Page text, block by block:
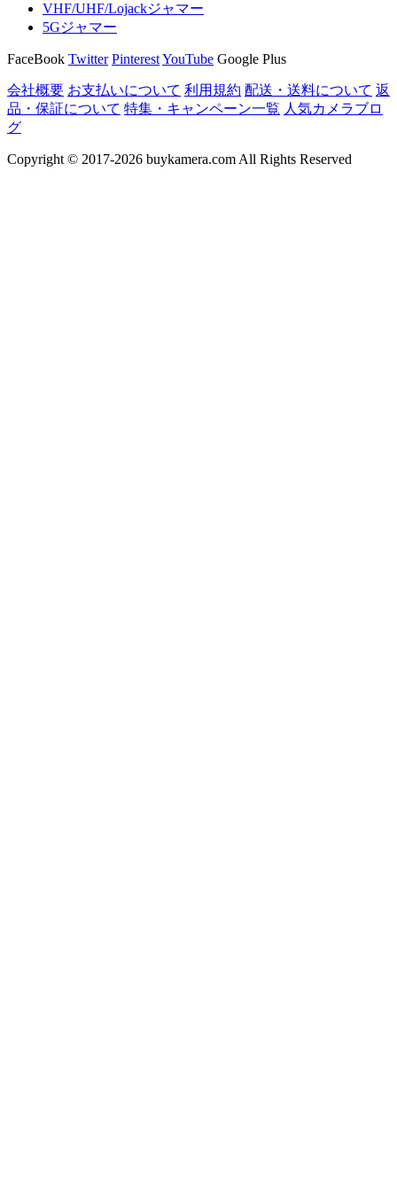
VHF/UHF/Lojackジャマー
5Gジャマー
FaceBook Twitter PinterestYouTube Google Plus
会社概要 お支払いについて 利用規約 配送・送料について 返
品・保証について 特集・キャンペーン一覧 人気カメラブロ
グ
Copyright © 2017-2026 buykamera.com All Rights Reserved